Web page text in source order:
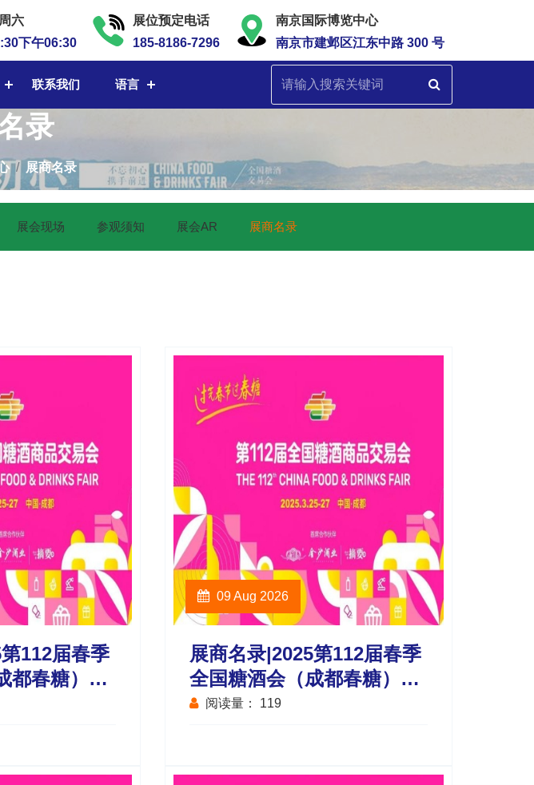
六
下午06:30
展位预定电话
185-8186-7296
南京国际博览中心
南京市建邺区江东中路 300 号
联系我们 语言
录
展商名录
展会现场 参观须知 展会AR 展商名录
112届春季
都春糖）会
品馆
09 Aug 2026
展商名录|2025第112届春季
全国糖酒会（成都春糖）会
展中心传统酒类馆
阅读量： 119